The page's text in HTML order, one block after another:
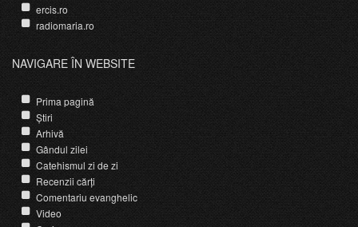
ercis.ro
radiomaria.ro
NAVIGARE ÎN WEBSITE
Prima pagină
Știri
Arhivă
Gândul zilei
Catehismul zi de zi
Recenzii cărți
Comentariu evanghelic
Video